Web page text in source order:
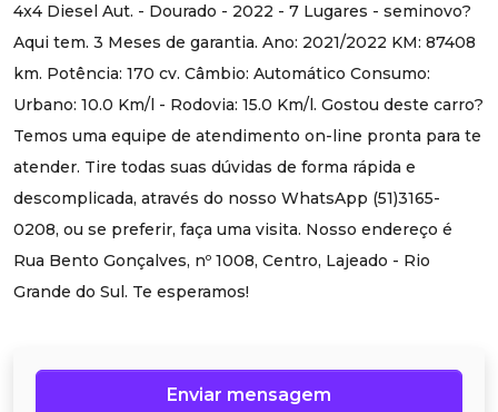
4x4 Diesel Aut. - Dourado - 2022 - 7 Lugares - seminovo?
Aqui tem. 3 Meses de garantia. Ano: 2021/2022 KM: 87408
km. Potência: 170 cv. Câmbio: Automático Consumo:
Urbano: 10.0 Km/l - Rodovia: 15.0 Km/l. Gostou deste carro?
Temos uma equipe de atendimento on-line pronta para te
atender. Tire todas suas dúvidas de forma rápida e
descomplicada, através do nosso WhatsApp (51)3165-
0208, ou se preferir, faça uma visita. Nosso endereço é
Rua Bento Gonçalves, nº 1008, Centro, Lajeado - Rio
Grande do Sul. Te esperamos!
Enviar mensagem